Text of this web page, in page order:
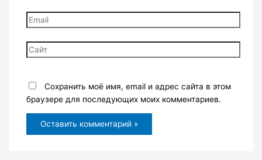
Email
Сайт
Сохранить моё имя, email и адрес сайта в этом
браузере для последующих моих комментариев.